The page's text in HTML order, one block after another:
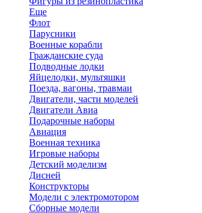
Еще
Флот
Парусники
Военные корабли
Гражданские суда
Подводные лодки
Яйцелодки, мультяшки
Поезда, вагоны, травмаи
Двигатели, части моделей
Двигатели Авиа
Подарочные наборы
Авиация
Военная техника
Игровые наборы
Детский моделизм
Дисней
Конструкторы
Модели с электромотором
Сборные модели